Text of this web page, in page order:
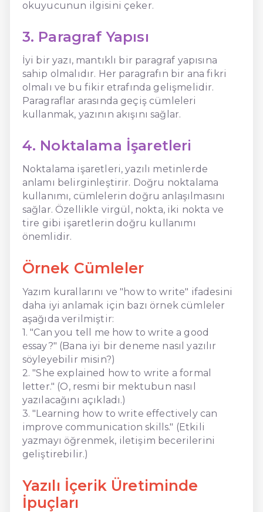
okuyucunun ilgisini çeker.
3. Paragraf Yapısı
İyi bir yazı, mantıklı bir paragraf yapısına
sahip olmalıdır. Her paragrafın bir ana fikri
olmalı ve bu fikir etrafında gelişmelidir.
Paragraflar arasında geçiş cümleleri
kullanmak, yazının akışını sağlar.
4. Noktalama İşaretleri
Noktalama işaretleri, yazılı metinlerde
anlamı belirginleştirir. Doğru noktalama
kullanımı, cümlelerin doğru anlaşılmasını
sağlar. Özellikle virgül, nokta, iki nokta ve
tire gibi işaretlerin doğru kullanımı
önemlidir.
Örnek Cümleler
Yazım kurallarını ve "how to write" ifadesini
daha iyi anlamak için bazı örnek cümleler
aşağıda verilmiştir:
1. "Can you tell me how to write a good
essay?" (Bana iyi bir deneme nasıl yazılır
söyleyebilir misin?)
2. "She explained how to write a formal
letter." (O, resmi bir mektubun nasıl
yazılacağını açıkladı.)
3. "Learning how to write effectively can
improve communication skills." (Etkili
yazmayı öğrenmek, iletişim becerilerini
geliştirebilir.)
Yazılı İçerik Üretiminde
İpuçları